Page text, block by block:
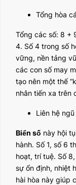
Tổng hòa
Tổng các số: 8 +
4. Số 4 trong số
vững, nền tảng
các con số may
tạo nên một thế
nhân tiến xa trên
Liên hệ
Biển số này hội
hành. Số 1, số 6
hoạt, trí tuệ. Số
sự ổn định, nhiệt
hài hòa này giúp